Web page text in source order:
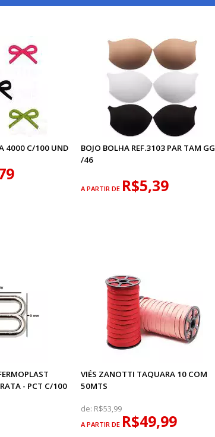
4000 C/100 UND
BOJO BOLHA REF.3103 PAR TAM GG
/46
A PARTIR DE R$5,39
- PCT C/100
VIÉS ZANOTTI TAQUARA 10 COM
50MTS
de: R$53,99
A PARTIR DE R$49,99